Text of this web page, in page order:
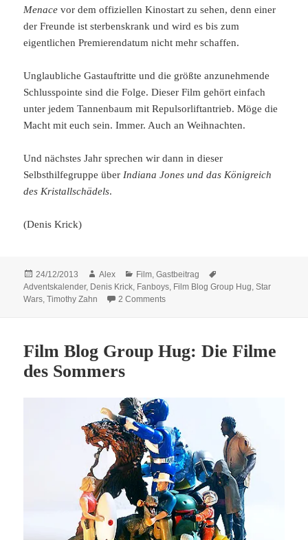
Menace vor dem offiziellen Kinostart zu sehen, denn einer
der Freunde ist sterbenskrank und wird es bis zum
eigentlichen Premierendatum nicht mehr schaffen.
Unglaubliche Gastauftritte und die größte anzunehmende
Schlusspointe sind die Folge. Dieser Film gehört einfach
unter jedem Tannenbaum mit Repulsorliftantrieb. Möge die
Macht mit euch sein. Immer. Auch an Weihnachten.
Und nächstes Jahr sprechen wir dann in dieser
Selbsthilfegruppe über Indiana Jones und das Königreich
des Kristallschädels.
(Denis Krick)
Posted
on
24/12/2013 Author
Alex Categories
Film ,Gastbeitrag
Adventskalender, Denis Krick Fanboys Film Blog Group Hug ,Star
Wars ,Timothy Zahn 2 Commentson Film Blog Adventskalender – 24 –
Film Blog Group Hug: Die Filme
des Sommers